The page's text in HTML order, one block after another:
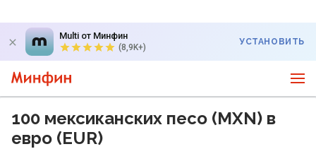
Multi от Минфин
(8,9K+)
УСТАНОВИТЬ
100 мексиканских песо (MXN) в
евро (EUR)